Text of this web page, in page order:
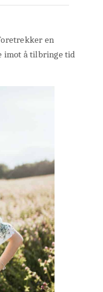
en
imot å tilbringe tid